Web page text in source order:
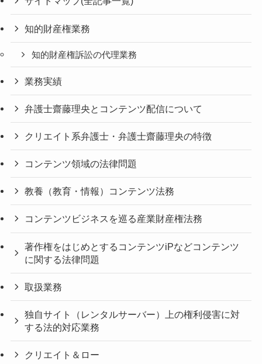
知的財産権業務
知的財産権訴訟の代理業務
業務実績
弁護士齋藤理央とコンテンツ配信について
クリエイト系弁護士・弁護士齋藤理央の特徴
コンテンツ領域の法律問題
教養（教育・情報）コンテンツ法務
コンテンツビジネスを巡る産業財産権法務
著作権をはじめとするコンテンツiPなどコンテンツ
に関する法律問題
取扱業務
独自サイト（レンタルサーバー）上の権利侵害に対
する法的対応業務
クリエイト＆ロー